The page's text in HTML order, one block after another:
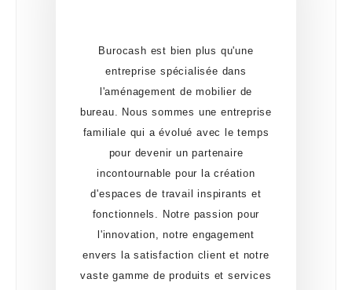
Burocash est bien plus qu'une
entreprise spécialisée dans
l'aménagement de mobilier de
bureau. Nous sommes une entreprise
familiale qui a évolué avec le temps
pour devenir un partenaire
incontournable pour la création
d'espaces de travail inspirants et
fonctionnels. Notre passion pour
l'innovation, notre engagement
envers la satisfaction client et notre
vaste gamme de produits et services